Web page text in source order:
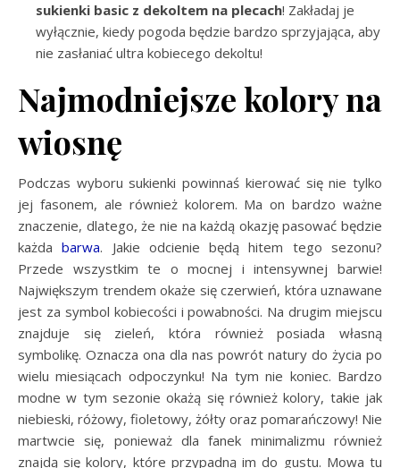
sukienki basic z dekoltem na plecach! Zakładaj je
wyłącznie, kiedy pogoda będzie bardzo sprzyjająca, aby
nie zasłaniać ultra kobiecego dekoltu!
Najmodniejsze kolory na
wiosnę
Podczas wyboru sukienki powinnaś kierować się nie tylko
jej fasonem, ale również kolorem. Ma on bardzo ważne
znaczenie, dlatego, że nie na każdą okazję pasować będzie
każdabarwa. Jakie odcienie będą hitem tego sezonu?
Przede wszystkim te o mocnej i intensywnej barwie!
Największym trendem okaże się czerwień, która uznawane
jest za symbol kobiecości i powabności. Na drugim miejscu
znajduje się zieleń, która również posiada własną
symbolikę. Oznacza ona dla nas powrót natury do życia po
wielu miesiącach odpoczynku! Na tym nie koniec. Bardzo
modne w tym sezonie okażą się również kolory, takie jak
niebieski, różowy, fioletowy, żółty oraz pomarańczowy! Nie
martwcie się, ponieważ dla fanek minimalizmu również
znajdą się kolory, które przypadną im do gustu. Mowa tu